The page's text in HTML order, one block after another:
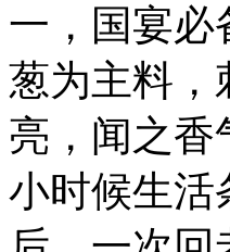
一，国宴必
葱为主料，
亮，闻之香
小时候生活